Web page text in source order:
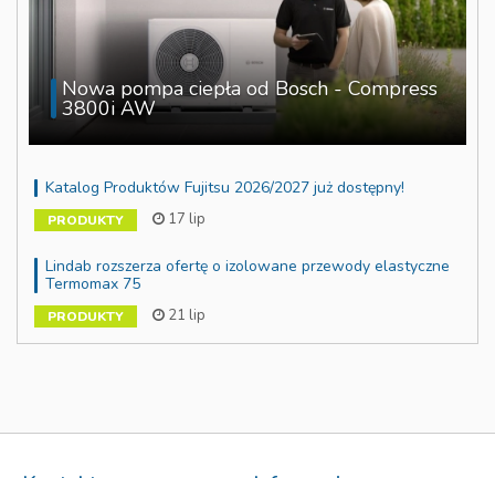
Nowa pompa ciepła od Bosch - Compress
3800i AW
Katalog Produktów Fujitsu 2026/2027 już dostępny!
PRODUKTY 17 lip
Lindab rozszerza ofertę o izolowane przewody elastyczne
Termomax 75
PRODUKTY 21 lip